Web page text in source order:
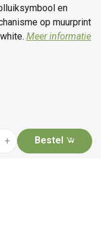
en
op muurprint
Meer informatie
+ Bestel